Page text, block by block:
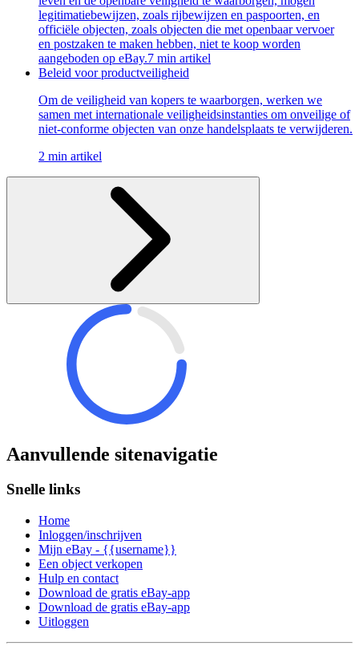
legitimatiebewijzen, zoals rijbewijzen en paspoorten, en
officiële objecten, zoals objecten die met openbaar vervoer
en postzaken te maken hebben, niet te koop worden
aangeboden op eBay.7 min artikel
Beleid voor productveiligheid
Om de veiligheid van kopers te waarborgen, werken we
samen met internationale veiligheidsinstanties om onveilige of
niet-conforme objecten van onze handelsplaats te verwijderen.
2 min artikel
Aanvullende sitenavigatie
Snelle links
Home
Inloggen/inschrijven
Mijn eBay - {{username}}
Een object verkopen
Hulp en contact
Download de gratis eBay-app
Download de gratis eBay-app
Uitloggen